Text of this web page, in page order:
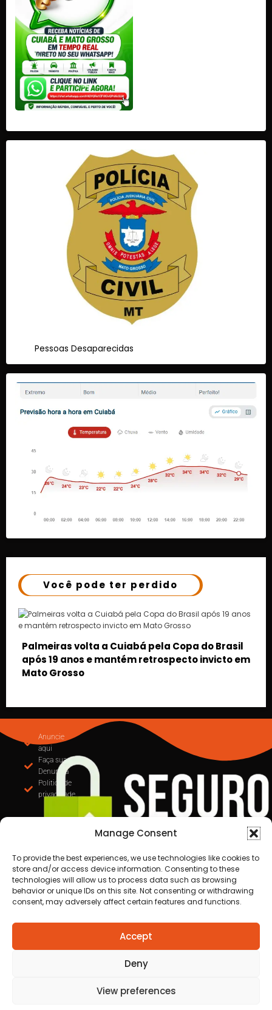
Manage Consent
To provide the best experiences, we use technologies like cookies to
store and/or access device information. Consenting to these
technologies will allow us to process data such as browsing
behavior or unique IDs on this site. Not consenting or withdrawing
consent, may adversely affect certain features and functions.
Accept
Deny
View preferences
Pessoas Desaparecidas
Você pode ter perdido
MUDANÇA NA EMISSÃO DE NOTAS: CUIABÁ
OBRIGA USO DO EMISSOR NACIONAL DE NFS-e A
PARTIR DE SETEMBRO
Anuncie
aqui
Faça sua
Denuncia